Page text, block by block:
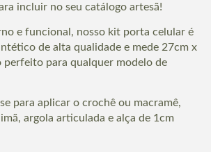
incluir no seu catálogo artesã!
e funcional, nosso kit porta celular é
de alta qualidade e mede 27cm x
perfeito para qualquer modelo de
para aplicar o crochê ou macramê,
argola articulada e alça de 1cm